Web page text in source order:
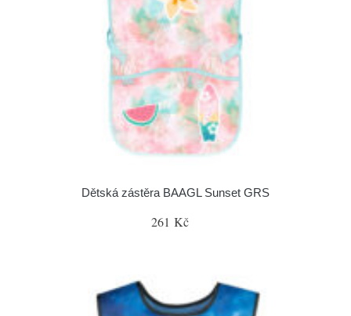
Dětská zástěra BAAGL Sunset GRS
261 Kč